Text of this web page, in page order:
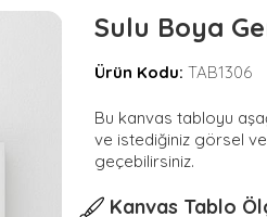
Sulu Boya
Ürün Kodu: TAB1306
Bu kanvas tabloyu
ve istediğiniz görsel
geçebilirsiniz.
Kanvas Tablo